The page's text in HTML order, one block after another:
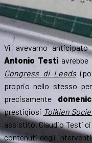
Vi avevamo
Antonio Testiavrebbe
Congress di Leeds
proprio nello stesso
precisamente
prestigiosi Tolkien
assistito. Claudio Testi
contenuti degli